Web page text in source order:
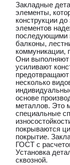
Закладные
элементы,
конструкции
элементов
последующими
балконы,
коммуникации,
Они выполняют
усиливают
несколько
основе
металлов. Это
специальные
покрываются
покрытие.
ГОСТ с
Установка
сквозной.